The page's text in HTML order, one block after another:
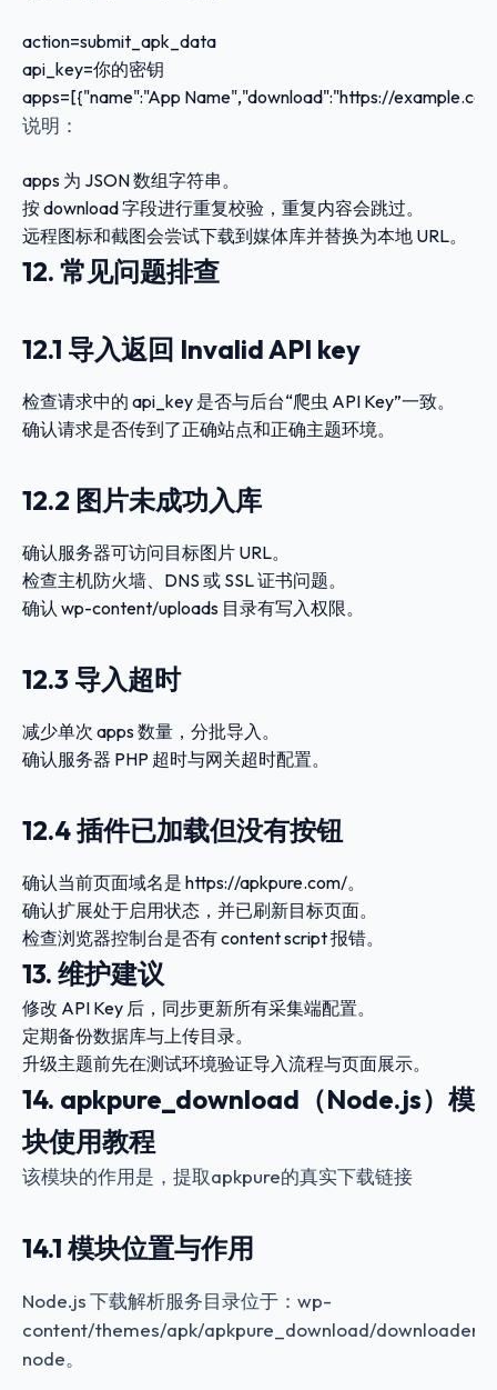
action=submit_apk_data
api_key=你的密钥
apps=[{"name":"App Name","download":"https://
说明：
apps 为 JSON 数组字符串。
按download字段进行重复校验，重复内容会跳过。
远程图标和截图会尝试下载到媒体库并替换为本地 URL。
12. 常见问题排查
12.1 导入返回 Invalid API key
检查请求中的 api_key 是否与后台“爬虫 API Key”一致。
确认请求是否传到了正确站点和正确主题环境。
12.2 图片未成功入库
确认服务器可访问目标图片 URL。
检查主机防火墙、DNS 或 SSL 证书问题。
确认 wp-content/uploads 目录有写入权限。
12.3 导入超时
减少单次 apps 数量，分批导入。
确认服务器 PHP 超时与网关超时配置。
12.4 插件已加载但没有按钮
确认当前页面域名是 https://apkpure.com/。
确认扩展处于启用状态，并已刷新目标页面。
检查浏览器控制台是否有 content script 报错。
13. 维护建议
修改 API Key 后，同步更新所有采集端配置。
定期备份数据库与上传目录。
升级主题前先在测试环境验证导入流程与页面展示。
14. apkpure_download（Node.js）模
块使用教程
该模块的作用是，提取apkpure的真实下载链接
14.1 模块位置与作用
Node.js 下载解析服务目录位于： wp-
content/themes/apk/apkpure_download/downloader-
node。